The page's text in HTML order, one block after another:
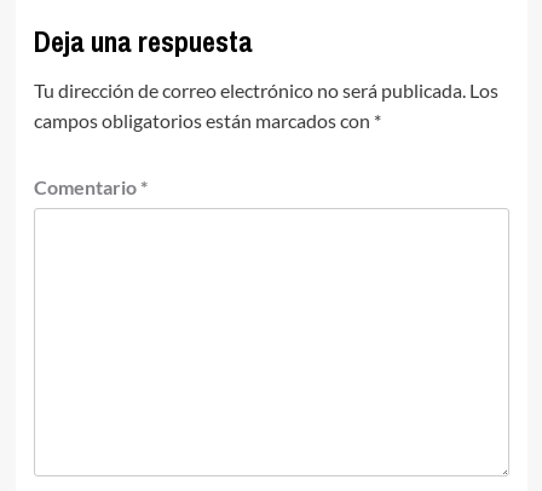
Deja una respuesta
Tu dirección de correo electrónico no será publicada. Los
campos obligatorios están marcados con *
Comentario *